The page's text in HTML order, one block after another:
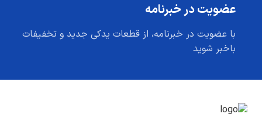
عضویت در خبرنامه
با عضویت در خبرنامه، از قطعات یدکی جدید و تخفیفات
باخبر شوید